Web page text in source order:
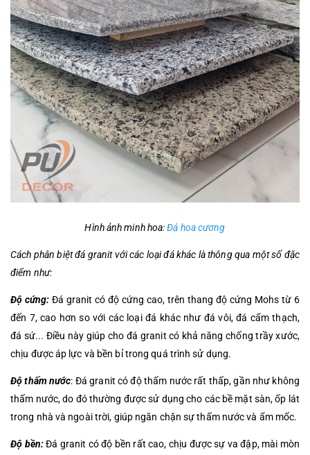
Hình ảnh minh hoa:Đá hoa cương
Cách phân biệt đá granit với các loại đá khác là thông qua một số đặc
điểm như:
Độ cứng: Đá granit có độ cứng cao, trên thang độ cứng Mohs từ 6
đến 7, cao hơn so với các loại đá khác như đá vôi, đá cẩm thạch,
đá sứ... Điều này giúp cho đá granit có khả năng chống trầy xước,
chịu được áp lực và bền bỉ trong quá trình sử dụng.
Độ thấm nước: Đá granit có độ thấm nước rất thấp, gần như không
thấm nước, do đó thường được sử dụng cho các bề mặt sàn, ốp lát
trong nhà và ngoài trời, giúp ngăn chặn sự thấm nước và ẩm mốc.
Độ bền:Đá granit có độ bền rất cao, chịu được sự va đập, mài mòn